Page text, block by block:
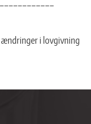
ændringer i lovgivning